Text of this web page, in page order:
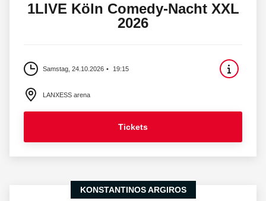
1LIVE Köln Comedy-Nacht XXL
2026
Samstag, 24.10.2026 19:15
LANXESS arena
Tickets
KONSTANTINOS ARGIROS